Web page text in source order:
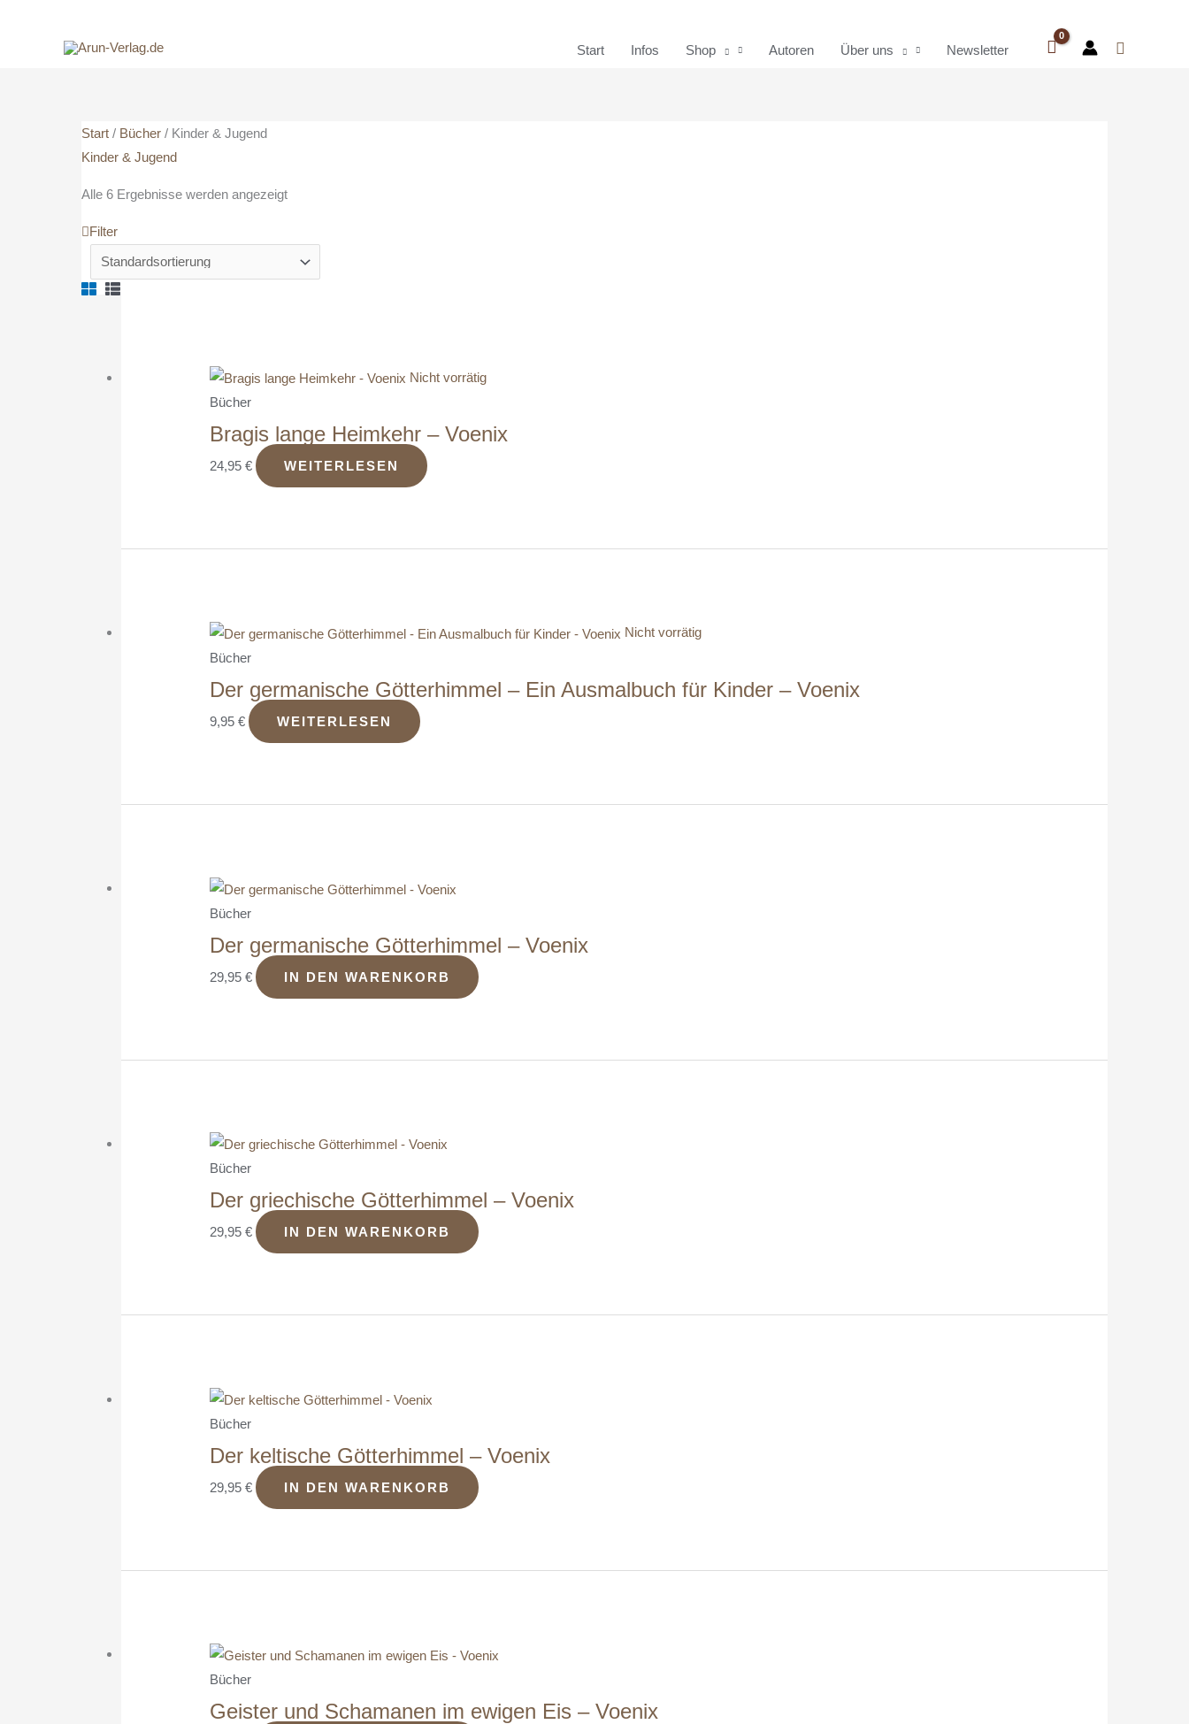
Start Infos Shop Autoren Über uns Newsletter
Start / Bücher / Kinder & Jugend
Kinder & Jugend
Alle 6 Ergebnisse werden angezeigt
Filter
Nicht vorrätig
Bücher
Bragis lange Heimkehr – Voenix
24,95€ WEITERLESEN
Nicht vorrätig
Bücher
Der germanische Götterhimmel – Ein Ausmalbuch für Kinder – Voenix
9,95€ WEITERLESEN
Bücher
Der germanische Götterhimmel – Voenix
29,95€ IN DEN WARENKORB
Bücher
Der griechische Götterhimmel – Voenix
29,95€ IN DEN WARENKORB
Bücher
Der keltische Götterhimmel – Voenix
29,95€ IN DEN WARENKORB
Bücher
Geister und Schamanen im ewigen Eis – Voenix
Suchtext